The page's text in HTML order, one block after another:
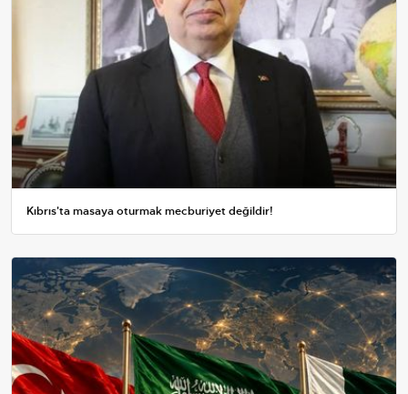
Kıbrıs'ta masaya oturmak mecburiyet değildir!